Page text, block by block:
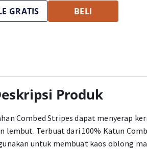
GRATIS BELI
Produk
Combed Stripes dapat menyerap
lembut. Terbuat dari 100% Katun
untuk membuat kaos oblong